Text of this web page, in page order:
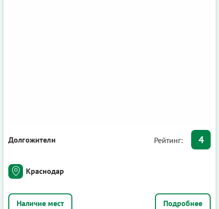
Долгожители Рейтинг: 4
Краснодар
Подробнее